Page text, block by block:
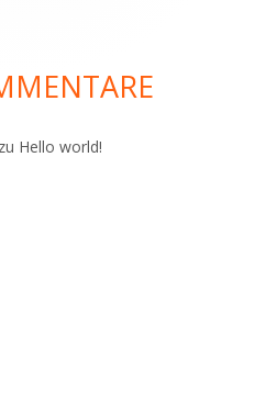
zu Hello world!